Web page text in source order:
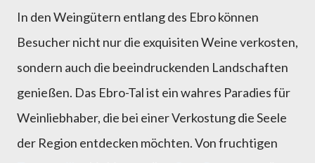
In den Weingütern entlang des Ebro können
Besucher nicht nur die exquisiten Weine verkosten,
sondern auch die beeindruckenden Landschaften
genießen. Das Ebro-Tal ist ein wahres Paradies für
Weinliebhaber, die bei einer Verkostung die Seele
der Region entdecken möchten. Von fruchtigen